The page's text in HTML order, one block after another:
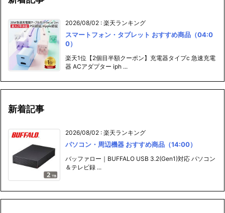
2026/08/02 : 楽天ランキング
スマートフォン・タブレット おすすめ商品（04:0
0）
楽天1位【2個目半額クーポン】充電器タイプc 急速充電
器 ACアダプター iph ...
新着記事
2026/08/02 : 楽天ランキング
パソコン・周辺機器 おすすめ商品（14:00）
バッファロー｜BUFFALO USB 3.2(Gen1)対応 パソコン
＆テレビ録 ...